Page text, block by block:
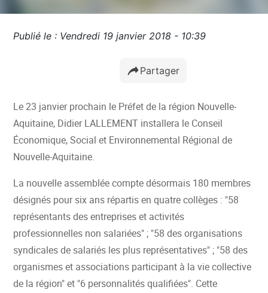
Publié le : Vendredi 19 janvier 2018 - 10:39
Partager
Le 23 janvier prochain le Préfet de la région Nouvelle-
Aquitaine, Didier LALLEMENT installera le Conseil
Économique, Social et Environnemental Régional de
Nouvelle-Aquitaine.
La nouvelle assemblée compte désormais 180 membres
désignés pour six ans répartis en quatre collèges : "58
représentants des entreprises et activités
professionnelles non salariées" ; "58 des organisations
syndicales de salariés les plus représentatives" ; "58 des
organismes et associations participant à la vie collective
de la région" et "6 personnalités qualifiées". Cette